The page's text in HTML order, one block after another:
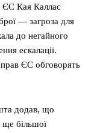
ЄС Кая Каллас
— загроза для
до негайного
ескалації.
ЄС обговорять
додав, що
ще більшої